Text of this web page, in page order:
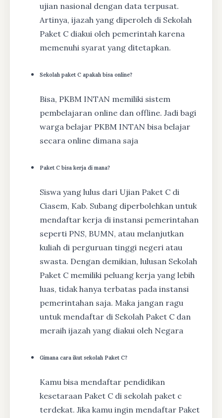
ujian nasional dengan data terpusat.
Artinya, ijazah yang diperoleh di Sekolah
Paket C diakui oleh pemerintah karena
memenuhi syarat yang ditetapkan.
Sekolah paket C apakah bisa online?
Bisa, PKBM INTAN memiliki sistem
pembelajaran online dan offline. Jadi bagi
warga belajar PKBM INTAN bisa belajar
secara online dimana saja
Paket C bisa kerja di mana?
Siswa yang lulus dari Ujian Paket C di
Ciasem, Kab. Subang diperbolehkan untuk
mendaftar kerja di instansi pemerintahan
seperti PNS, BUMN, atau melanjutkan
kuliah di perguruan tinggi negeri atau
swasta. Dengan demikian, lulusan Sekolah
Paket C memiliki peluang kerja yang lebih
luas, tidak hanya terbatas pada instansi
pemerintahan saja. Maka jangan ragu
untuk mendaftar di Sekolah Paket C dan
meraih ijazah yang diakui oleh Negara
Gimana cara ikut sekolah Paket C?
Kamu bisa mendaftar pendidikan
kesetaraan Paket C di sekolah paket c
terdekat. Jika kamu ingin mendaftar Paket